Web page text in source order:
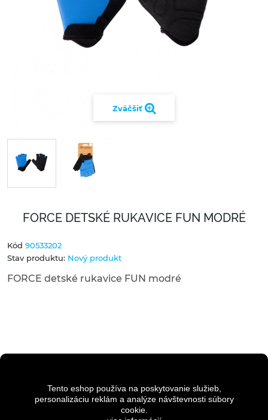
Tento eshop používa na poskytovanie služieb,
personalizáciu reklám a analýze návštevnosti súbory
cookie.
Zväčšiť
FORCE DETSKÉ RUKAVICE FUN MODRÉ
Kód 90533202
Stav produktu: Nový produkt
FORCE detské rukavice FUN modré